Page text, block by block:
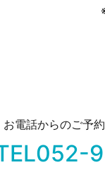
お電話からのご予